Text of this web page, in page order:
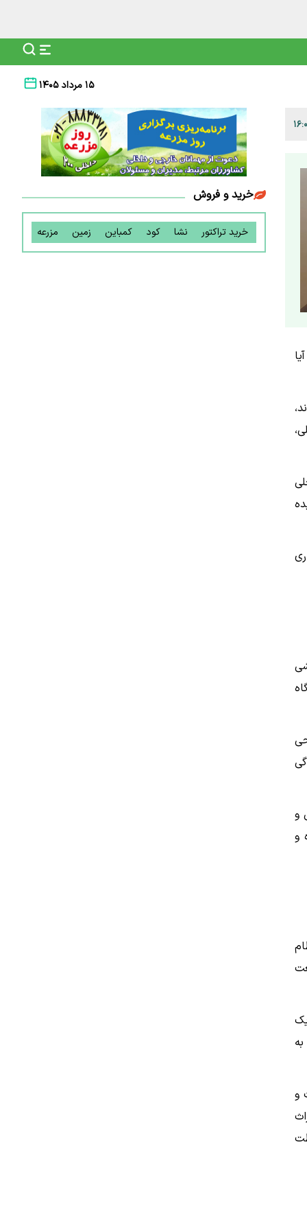
۱۵ مرداد ۱۴۰۵
و
و
و
خرید و فروش
خرید تراکتور نشا کود کمباین زمین مزرعه